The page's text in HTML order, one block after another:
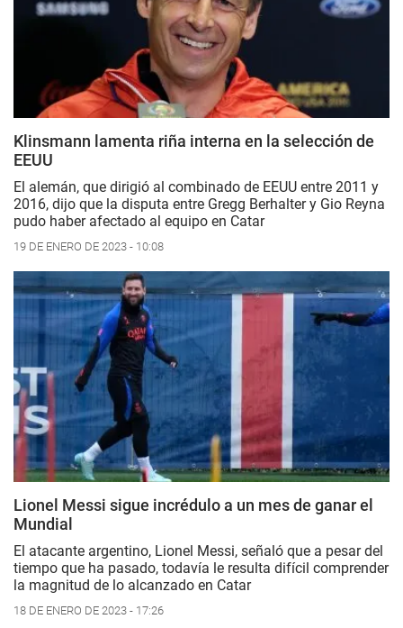
Klinsmann lamenta riña interna en la selección de
EEUU
El alemán, que dirigió al combinado de EEUU entre 2011 y
2016, dijo que la disputa entre Gregg Berhalter y Gio Reyna
pudo haber afectado al equipo en Catar
19 DE ENERO DE 2023 - 10:08
Lionel Messi sigue incrédulo a un mes de ganar el
Mundial
El atacante argentino, Lionel Messi, señaló que a pesar del
tiempo que ha pasado, todavía le resulta difícil comprender
la magnitud de lo alcanzado en Catar
18 DE ENERO DE 2023 - 17:26